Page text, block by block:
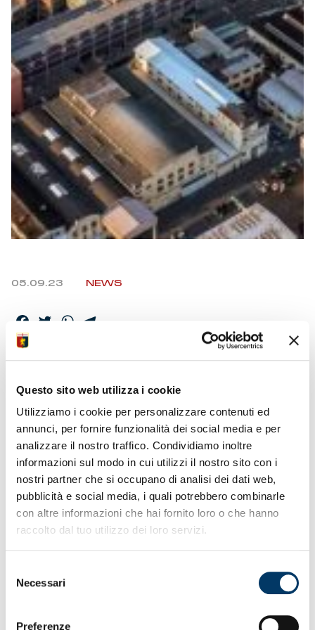
Questo sito web utilizza i cookie
Utilizziamo i cookie per personalizzare contenuti ed
annunci, per fornire funzionalità dei social media e per
analizzare il nostro traffico. Condividiamo inoltre
informazioni sul modo in cui utilizzi il nostro sito con i
nostri partner che si occupano di analisi dei dati web,
pubblicità e social media, i quali potrebbero combinarle
con altre informazioni che hai fornito loro o che hanno
raccolto dal tuo utilizzo dei loro servizi.
delNecessari
Preferenze
Summer Sale
Mare
Accessori
Party
Outlet
Helan x Genoa
Isolani x Genoa
05.09.23 NEWS
Facebook
TwitterWhatsApp
TESSERE
STAGIONALI STAMPA
E FOTOGRAFI
Da oggi al Ticket Office al Porto Antico è possibile
ritirare i titoli di accesso per tribuna stampa e aree
media validi per la stagione sportiva 2023/24.
martedì 5 settembre, al Ticket Office di via al Porto Antico 4
(orario continuato 10-19).
Per le procedure di ritiro, da effettuarsi preferibilmente